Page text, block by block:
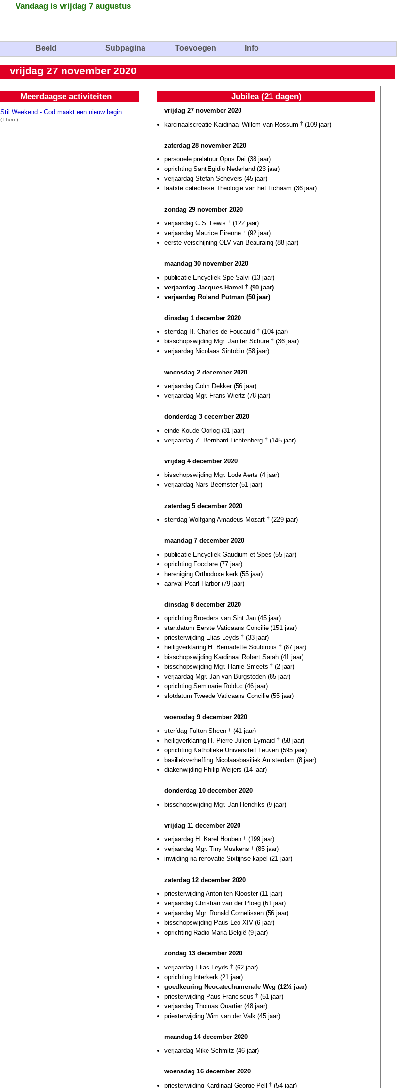
Vandaag is vrijdag 7 augustus
Beeld Subpagina Toevoegen Info
vrijdag 27 november 2020
Meerdaagse activiteiten
Stil Weekend - God maakt een nieuw begin
(Thorn)
Jubilea (21 dagen)
vrijdag 27 november 2020
kardinaalscreatie Kardinaal Willem van Rossum † (109 jaar)
zaterdag 28 november 2020
personele prelatuur Opus Dei (38 jaar)
oprichting Sant'Egidio Nederland (23 jaar)
verjaardag Stefan Schevers (45 jaar)
laatste catechese Theologie van het Lichaam (36 jaar)
zondag 29 november 2020
verjaardag C.S. Lewis † (122 jaar)
verjaardag Maurice Pirenne † (92 jaar)
eerste verschijning OLV van Beauraing (88 jaar)
maandag 30 november 2020
publicatie Encycliek Spe Salvi (13 jaar)
verjaardag Jacques Hamel † (90 jaar)
verjaardag Roland Putman (50 jaar)
dinsdag 1 december 2020
sterfdag H. Charles de Foucauld † (104 jaar)
bisschopswijding Mgr. Jan ter Schure † (36 jaar)
verjaardag Nicolaas Sintobin (58 jaar)
woensdag 2 december 2020
verjaardag Colm Dekker (56 jaar)
verjaardag Mgr. Frans Wiertz (78 jaar)
donderdag 3 december 2020
einde Koude Oorlog (31 jaar)
verjaardag Z. Bernhard Lichtenberg † (145 jaar)
vrijdag 4 december 2020
bisschopswijding Mgr. Lode Aerts (4 jaar)
verjaardag Nars Beemster (51 jaar)
zaterdag 5 december 2020
sterfdag Wolfgang Amadeus Mozart † (229 jaar)
maandag 7 december 2020
publicatie Encycliek Gaudium et Spes (55 jaar)
oprichting Focolare (77 jaar)
hereniging Orthodoxe kerk (55 jaar)
aanval Pearl Harbor (79 jaar)
dinsdag 8 december 2020
oprichting Broeders van Sint Jan (45 jaar)
startdatum Eerste Vaticaans Concilie (151 jaar)
priesterwijding Elias Leyds † (33 jaar)
heiligverklaring H. Bernadette Soubirous † (87 jaar)
bisschopswijding Kardinaal Robert Sarah (41 jaar)
bisschopswijding Mgr. Harrie Smeets † (2 jaar)
verjaardag Mgr. Jan van Burgsteden (85 jaar)
oprichting Seminarie Rolduc (46 jaar)
slotdatum Tweede Vaticaans Concilie (55 jaar)
woensdag 9 december 2020
sterfdag Fulton Sheen † (41 jaar)
heiligverklaring H. Pierre-Julien Eymard † (58 jaar)
oprichting Katholieke Universiteit Leuven (595 jaar)
basiliekverheffing Nicolaasbasiliek Amsterdam (8 jaar)
diakenwijding Philip Weijers (14 jaar)
donderdag 10 december 2020
bisschopswijding Mgr. Jan Hendriks (9 jaar)
vrijdag 11 december 2020
verjaardag H. Karel Houben † (199 jaar)
verjaardag Mgr. Tiny Muskens † (85 jaar)
inwijding na renovatie Sixtijnse kapel (21 jaar)
zaterdag 12 december 2020
priesterwijding Anton ten Klooster (11 jaar)
verjaardag Christian van der Ploeg (61 jaar)
verjaardag Mgr. Ronald Cornelissen (56 jaar)
bisschopswijding Paus Leo XIV (6 jaar)
oprichting Radio Maria België (9 jaar)
zondag 13 december 2020
verjaardag Elias Leyds † (62 jaar)
oprichting Interkerk (21 jaar)
goedkeuring Neocatechumenale Weg (12½ jaar)
priesterwijding Paus Franciscus † (51 jaar)
verjaardag Thomas Quartier (48 jaar)
priesterwijding Wim van der Valk (45 jaar)
maandag 14 december 2020
verjaardag Mike Schmitz (46 jaar)
woensdag 16 december 2020
priesterwijding Kardinaal George Pell
† (54 jaar)